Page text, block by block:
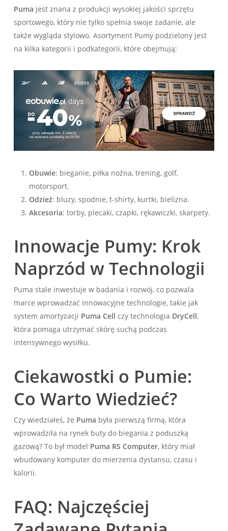
Puma jest znana z produkcji wysokiej jakości sprzętu
sportowego, który nie tylko spełnia swoje zadanie, ale
także wygląda stylowo. Asortyment Pumy podzielony jest
na kilka kategorii i podkategorii, które obejmują:
Obuwie: bieganie, piłka nożna, trening, golf,
motorsport.
Odzież: bluzy, spodnie, t-shirty, kurtki, bielizna.
Akcesoria: torby, plecaki, czapki, rękawiczki, skarpety.
Innowacje Pumy: Krok
Naprzód w Technologii
Puma stale inwestuje w badania i rozwój, co pozwala
marce wprowadzać innowacyjne technologie, takie jak
system amortyzacji Puma Cell czy technologia DryCell,
która pomaga utrzymać skórę suchą podczas
intensywnego wysiłku.
Ciekawostki o Pumie:
Co Warto Wiedzieć?
Czy wiedziałeś, że Puma była pierwszą firmą, która
wprowadziła na rynek buty do biegania z poduszką
gazową? To był model Puma RS Computer, który miał
wbudowany komputer do mierzenia dystansu, czasu i
kalorii.
FAQ: Najczęściej